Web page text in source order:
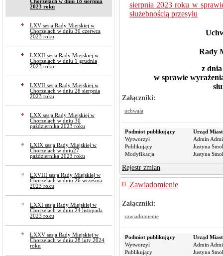
Chorzelach w dniu 18 sierpnia
2023 roku
LXV sesja Rady Miejskiej w
Chorzelach w dniu 30 czerwca
2023 roku
LXXII sesja Rady Miejskiej w
Chorzelach w dniu 1 grudnia
2023 roku
LXVII sesja Rady Miejskiej w
Chorzelach w dniu 28 sierpnia
2023 roku
LXX sesja Rady Miejskiej w
Chorzelach w dniu 30
października 2023 roku
LXIX sesja Rady Miejskiej w
Chorzelach w dniu27
października 2023 roku
LXVIII sesja Rady Miejskiej w
Chorzelach w dniu 26 września
2023 roku
LXXI sesja Rady Miejskiej w
Chorzelach w dniu 24 listopada
2023 roku
LXXV sesja Rady Miejskiej w
Chorzelach w dniu 28 luty 2024
roku
sierpnia 2023 roku w
służebnością przesyłu
Rady
z
w sprawie
Załączniki:
uchwała
Podmiot publikujący
Urząd
Wytworzył
Admin
Publikujący
Justyna
Modyfikacja
Justyna
Rejestr zmian
Zawiadomienie
Załączniki:
zawiadomienie
Podmiot publikujący
Urząd
Wytworzył
Admin
Publikujący
Justyna